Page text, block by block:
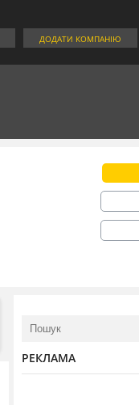
ДОДАТИ КОМПАНІЮ
РЕКЛАМА